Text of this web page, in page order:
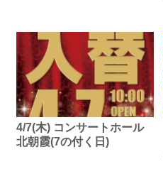
4/7(木) コンサートホール
北朝霞(7の付く日)